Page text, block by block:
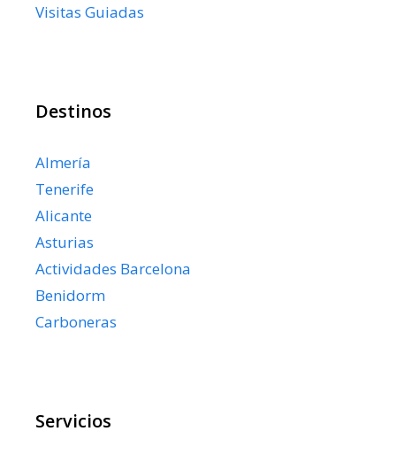
Visitas Guiadas
Destinos
Almería
Tenerife
Alicante
Asturias
Actividades Barcelona
Benidorm
Carboneras
Servicios